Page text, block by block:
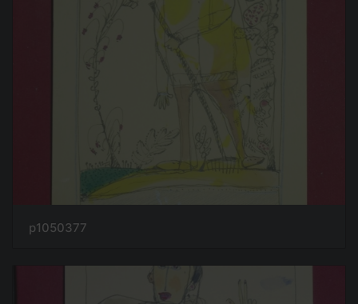
p1050377